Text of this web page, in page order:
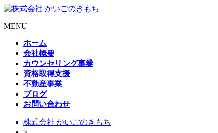
MENU
ホーム
会社概要
カウンセリング事業
資格取得支援
不動産事業
ブログ
お問い合わせ
株式会社 かいごのきもち